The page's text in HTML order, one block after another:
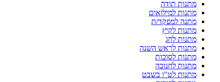
מתנות תודה
מתנות למילואים
מתנה למפקד/ת
מתנות לקיץ
מתנות לחג
מתנות לראש השנה
מתנות לסוכות
מתנות לחנוכה
מתנות לט"ו בשבט